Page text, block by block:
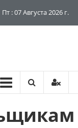
Пт : 07 Августа 2026 г.